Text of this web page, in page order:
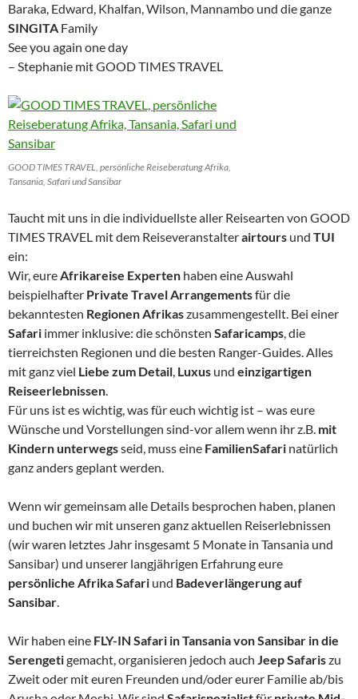
Baraka, Edward, Khalfan, Wilson, Mannambo und die ganze
SINGITA Family
See you again one day
– Stephanie mit GOOD TIMES TRAVEL
GOOD TIMES TRAVEL, persönliche Reiseberatung Afrika,
Tansania, Safari und Sansibar
Taucht mit uns in die individuellste aller Reisearten von GOOD
TIMES TRAVEL mit dem Reiseveranstalterairtours und TUI
ein:
Wir, eureAfrikareise Experten haben eine Auswahl
beispielhafter Private Travel Arrangementsfür die
bekanntesten Regionen Afrikaszusammengestellt. Bei einer
Safari immer inklusive: die schönsten Safaricamps, die
tierreichsten Regionen und die besten Ranger-Guides. Alles
mit ganz viel Liebe zum Detail, Luxus und einzigartigen
Reiseerlebnissen.
Für uns ist es wichtig, was für euch wichtig ist – was eure
Wünsche und Vorstellungen sind-vor allem wenn ihr z.B. mit
Kindern unterwegsseid, muss eine FamilienSafari natürlich
ganz anders geplant werden.
Wenn wir gemeinsam alle Details besprochen haben, planen
und buchen wir mit unseren ganz aktuellen Reiserlebnissen
(wir waren letztes Jahr insgesamt 5 Monate in Tansania und
Sansibar) und unserer langjährigen Erfahrung eure
persönliche Afrika Safari und Badeverlängerung auf
Sansibar.
Wir haben eine FLY-IN Safari in Tansania von Sansibar in die
Serengetigemacht, organisieren jedoch auch Jeep Safariszu
Zweit oder mit euren Freunden und/oder eurer Familie ab/bis